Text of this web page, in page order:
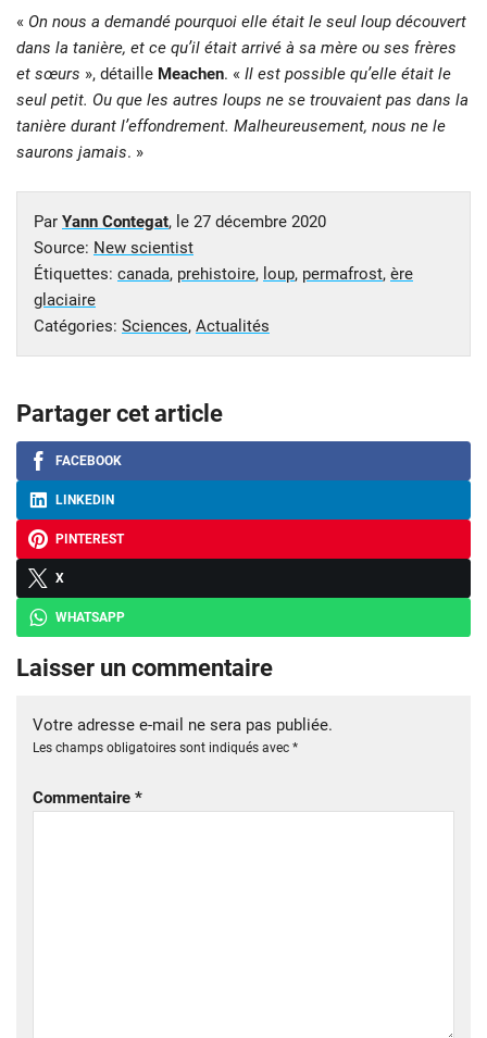
« On nous a demandé pourquoi elle était le seul loup découvert
dans la tanière, et ce qu’il était arrivé à sa mère ou ses frères
et sœurs », détaille Meachen. « Il est possible qu’elle était le
seul petit. Ou que les autres loups ne se trouvaient pas dans la
tanière durant l’effondrement. Malheureusement, nous ne le
saurons jamais. »
Par Yann Contegat, le 27 décembre 2020
Source: New scientist
Étiquettes: canada, prehistoire, loup, permafrost, ère
glaciaire
Catégories: Sciences, Actualités
Partager cet article
FACEBOOK
LINKEDIN
PINTEREST
X
WHATSAPP
Laisser un commentaire
Votre adresse e-mail ne sera pas publiée.
Les champs obligatoires sont indiqués avec *
Commentaire *